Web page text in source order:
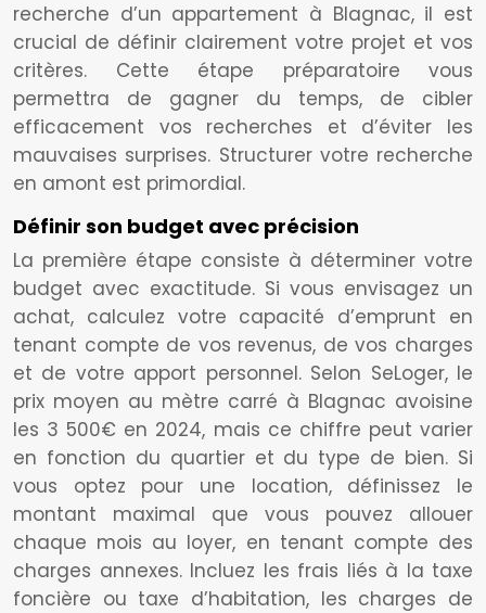
recherche d’un appartement à Blagnac, il est
crucial de définir clairement votre projet et vos
critères. Cette étape préparatoire vous
permettra de gagner du temps, de cibler
efficacement vos recherches et d’éviter les
mauvaises surprises. Structurer votre recherche
en amont est primordial.
Définir son budget avec précision
La première étape consiste à déterminer votre
budget avec exactitude. Si vous envisagez un
achat, calculez votre capacité d’emprunt en
tenant compte de vos revenus, de vos charges
et de votre apport personnel. Selon SeLoger, le
prix moyen au mètre carré à Blagnac avoisine
les 3 500€ en 2024, mais ce chiffre peut varier
en fonction du quartier et du type de bien. Si
vous optez pour une location, définissez le
montant maximal que vous pouvez allouer
chaque mois au loyer, en tenant compte des
charges annexes. Incluez les frais liés à la taxe
foncière ou taxe d’habitation, les charges de